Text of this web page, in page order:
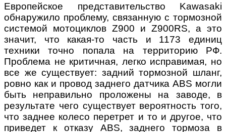
Европейское представительство Kawasaki
обнаружило проблему, связанную с тормозной
системой мотоциклов Z900 и Z900RS, а это
значит, что какая-то часть и 1173 единиц
техники точно попала на территорию РФ.
Проблема не критичная, легко исправимая, но
все же существует: задний тормозной шланг,
ровно как и провод заднего датчика ABS могли
быть неправильно проложены на заводе, в
результате чего существует вероятность того,
что заднее колесо перетрет и то и другое, что
приведет к отказу ABS, заднего тормоза в